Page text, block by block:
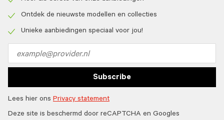
icon
icon
Ontdek de nieuwste modellen en collecties
Unieke aanbiedingen speciaal voor jou!
address
Subscribe
Lees hier ons Privacy statement
Deze site is beschermd door reCAPTCHA en Googles